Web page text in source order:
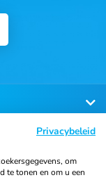
Privacybeleid
om
te tonen en om u een